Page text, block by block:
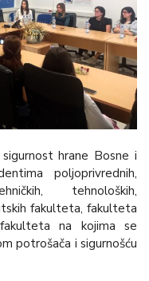
hrane Bosne i
poljoprivrednih,
tehnoloških,
fakulteta, fakulteta
na kojima se
potrošača i sigurnošću